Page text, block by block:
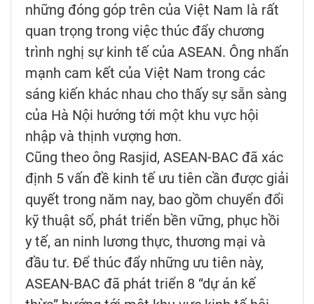
những đóng góp trên của Việt Nam là rất
quan trọng trong việc thúc đẩy chương
trình nghị sự kinh tế của ASEAN. Ông nhấn
mạnh cam kết của Việt Nam trong các
sáng kiến khác nhau cho thấy sự sẵn sàng
của Hà Nội hướng tới một khu vực hội
nhập và thịnh vượng hơn.
Cũng theo ông Rasjid, ASEAN-BAC đã xác
định 5 vấn đề kinh tế ưu tiên cần được giải
quyết trong năm nay, bao gồm chuyển đổi
kỹ thuật số, phát triển bền vững, phục hồi
y tế, an ninh lương thực, thương mại và
đầu tư. Để thúc đẩy những ưu tiên này,
ASEAN-BAC đã phát triển 8 “dự án kế